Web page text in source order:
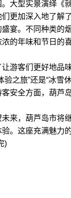
大型实景演绎《
更加深入地了解
盛宴。不同种类的
的年味和节日的喜
客们更好地品味
验之旅”还是“冰雪
安全方面，葫芦
，葫芦岛市将继
验。这座充满魅力
)